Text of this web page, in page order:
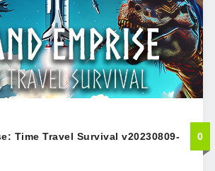
Time Travel Survival v20230809-
0